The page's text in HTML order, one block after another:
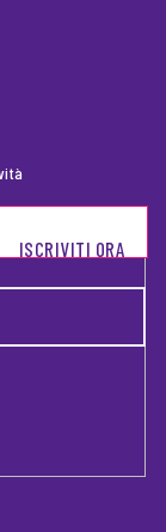
ISCRIVITI ORA